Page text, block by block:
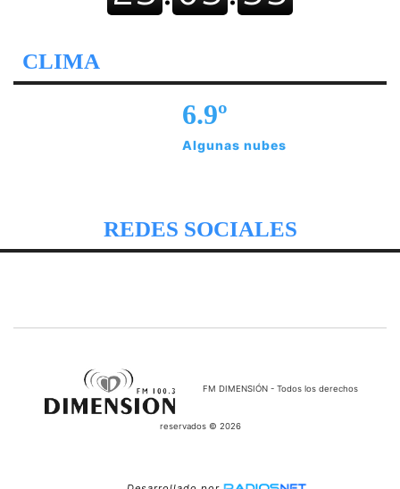
CLIMA
6.9º
Algunas nubes
REDES SOCIALES
FM DIMENSIÓN - Todos los derechos
reservados © 2026